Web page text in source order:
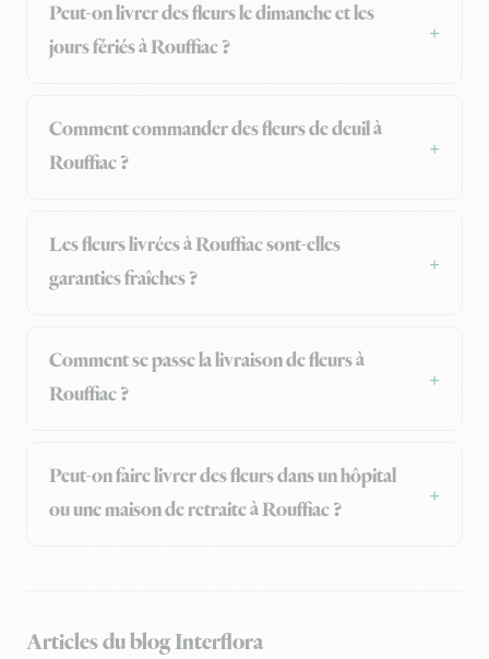
Peut-on livrer des fleurs le dimanche et les
jours fériés à Rouffiac ?
Comment commander des fleurs de deuil à
Rouffiac ?
Les fleurs livrées à Rouffiac sont-elles
garanties fraîches ?
Comment se passe la livraison de fleurs à
Rouffiac ?
Peut-on faire livrer des fleurs dans un hôpital
ou une maison de retraite à Rouffiac ?
Articles du blog Interflora